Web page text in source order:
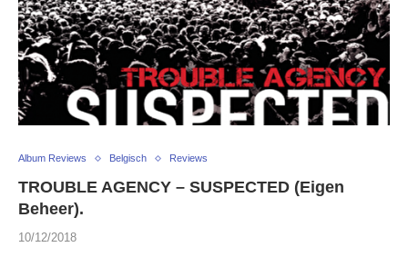
Album Reviews Belgisch Reviews
TROUBLE AGENCY – SUSPECTED (Eigen
Beheer).
10/12/2018